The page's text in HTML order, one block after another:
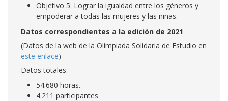
Objetivo 5: Lograr la igualdad entre los géneros y
empoderar a todas las mujeres y las niñas.
Datos correspondientes a la edición de 2021
(Datos de la web de la Olimpiada Solidaria de Estudio en
este enlace)
Datos totales:
54.680 horas.
4.211 participantes